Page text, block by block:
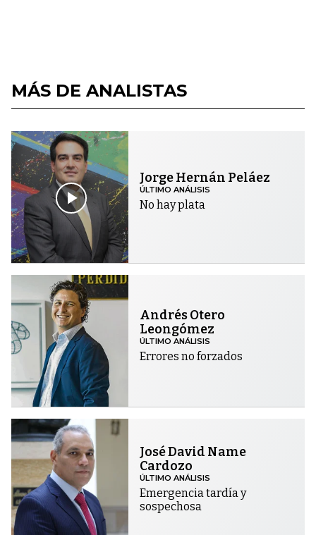
MÁS DE ANALISTAS
Jorge Hernán Peláez
ÚLTIMO ANÁLISIS
No hay plata
Andrés Otero
Leongómez
ÚLTIMO ANÁLISIS
Errores no forzados
José David Name
Cardozo
ÚLTIMO ANÁLISIS
Emergencia tardía y
sospechosa